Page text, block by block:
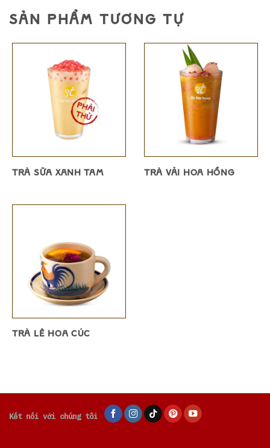
SẢN PHẨM TƯƠNG TỰ
TRÀ SỮA XANH TAM TRÀ VẢI HOA HỒNG
TRÀ LÊ HOA CÚC
Kết nối với chúng tôi